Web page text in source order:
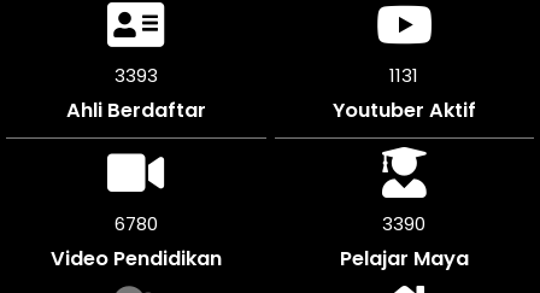
3894
Ahli Berdaftar
1297
Youtuber Aktif
7782
Video Pendidikan
3891
Pelajar Maya